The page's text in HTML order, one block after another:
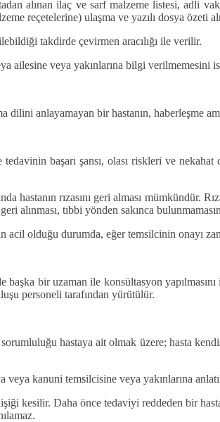
alınan ilaç ve sarf malzeme listesi, adli
reçetelerine) ulaşma ve yazılı dosya özeti
takdirde çevirmen aracılığı ile verilir.
ailesine veya yakınlarına bilgi verilmemesini
anlayamayan bir hastanın, haberleşme
başarı şansı, olası riskleri ve
hastanın rızasını geri alması mümkündür.
alınması, tıbbi yönden sakınca
olduğu durumda, eğer temsilcinin onayı
bir uzaman ile konsültasyon
personeli tarafından yürütülür.
hastaya ait olmak üzere; hasta
kanuni temsilcisine veya yakınlarına
kesilir. Daha önce tedaviyi reddeden bir